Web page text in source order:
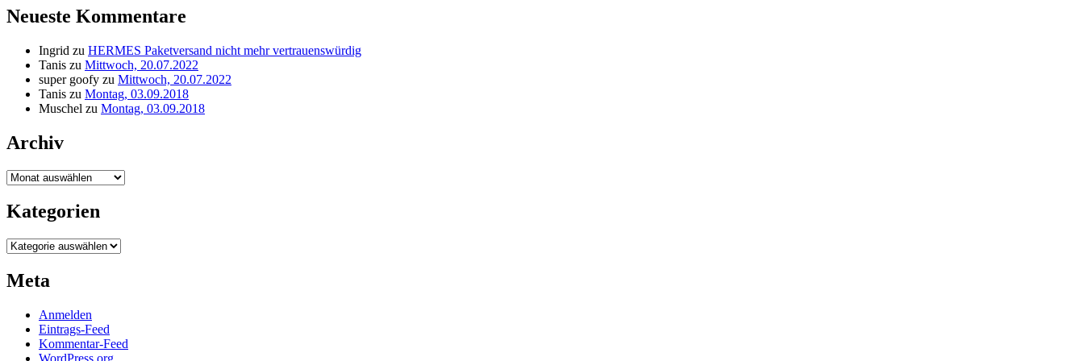
Neueste Kommentare
Ingrid zu HERMES Paketversand nicht mehr vertrauenswürdig
Tanis zu Mittwoch, 20.07.2022
super goofy zu Mittwoch, 20.07.2022
Tanis zu Montag, 03.09.2018
Muschel zu Montag, 03.09.2018
Archiv
Archiv
Kategorien
Kategorien
Meta
Anmelden
Eintrags-Feed
Kommentar-Feed